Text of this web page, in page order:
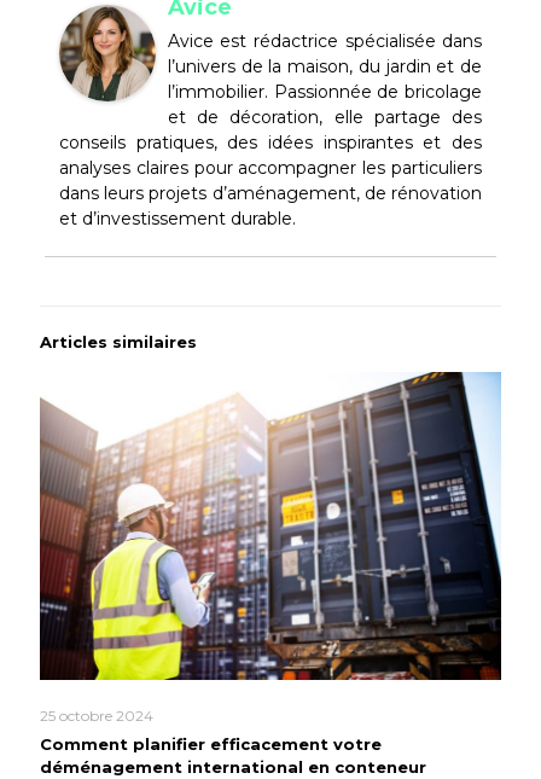
Avice
Avice est rédactrice spécialisée dans
l’univers de la maison, du jardin et de
l’immobilier. Passionnée de bricolage
et de décoration, elle partage des
conseils pratiques, des idées inspirantes et des
analyses claires pour accompagner les particuliers
dans leurs projets d’aménagement, de rénovation
et d’investissement durable.
Articles similaires
25 octobre 2024
Comment planifier efficacement votre
déménagement international en conteneur